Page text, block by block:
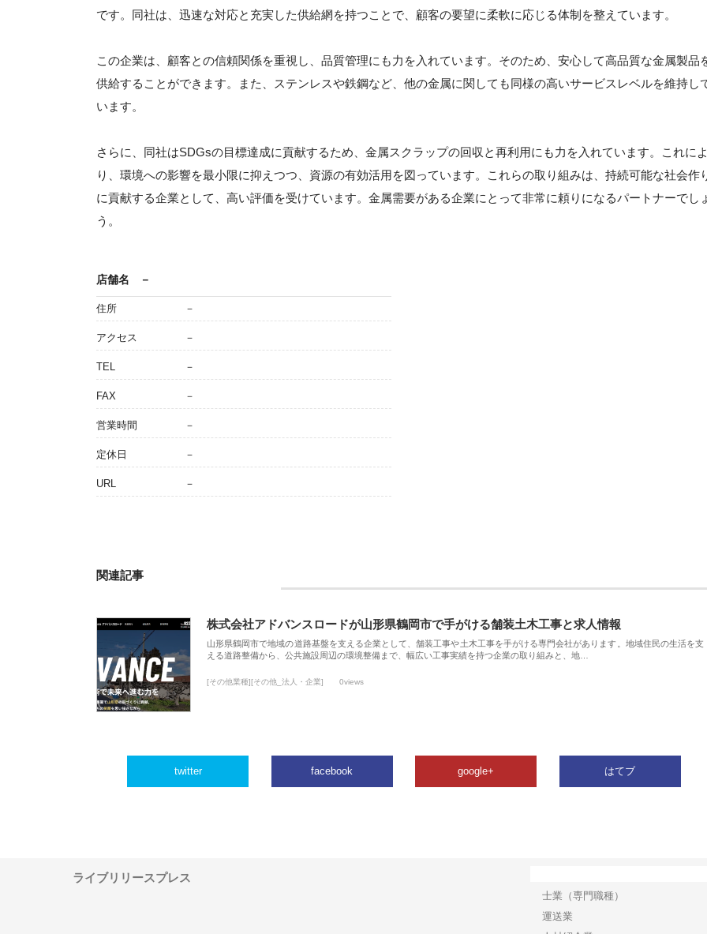
です。同社は、迅速な対応と充実した供給網を持つことで、顧客の要望に柔軟に応じる体制を整えています。
この企業は、顧客との信頼関係を重視し、品質管理にも力を入れています。そのため、安心して高品質な金属製品
供給することができます。また、ステンレスや鉄鋼など、他の金属に関しても同様の高いサービスレベルを維持し
います。
さらに、同社はSDGsの目標達成に貢献するため、金属スクラップの回収と再利用にも力を入れています。これによ
り、環境への影響を最小限に抑えつつ、資源の有効活用を図っています。これらの取り組みは、持続可能な社会作
に貢献する企業として、高い評価を受けています。金属需要がある企業にとって非常に頼りになるパートナーでし
う。
店舗名 －
住所 －
アクセス －
TEL －
FAX －
営業時間 －
定休日 －
URL －
関連記事
株式会社アドバンスロードが山形県鶴岡市で手がける舗装土木工事と求人情報
山形県鶴岡市で地域の道路基盤を支える企業として、舗装工事や土木工事を手がける専門会社があります。地域住民の生活を支
える道路整備から、公共施設周辺の環境整備まで、幅広い工事実績を持つ企業の取り組みと、地…
[その他業種][その他_法人・企業] 0views
twitter facebook google+ はてブ
ライブリリースプレス
士業（専門職種）
運送業